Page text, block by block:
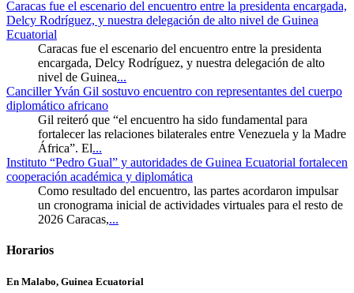
Caracas fue el escenario del encuentro entre la presidenta encargada,
Delcy Rodríguez, y nuestra delegación de alto nivel de Guinea
Ecuatorial
Caracas fue el escenario del encuentro entre la presidenta
encargada, Delcy Rodríguez, y nuestra delegación de alto
nivel de Guinea...
Canciller Yván Gil sostuvo encuentro con representantes del cuerpo
diplomático africano
Gil reiteró que “el encuentro ha sido fundamental para
fortalecer las relaciones bilaterales entre Venezuela y la Madre
África”. El...
Instituto “Pedro Gual” y autoridades de Guinea Ecuatorial fortalecen
cooperación académica y diplomática
Como resultado del encuentro, las partes acordaron impulsar
un cronograma inicial de actividades virtuales para el resto de
2026 Caracas,...
Horarios
En Malabo, Guinea Ecuatorial